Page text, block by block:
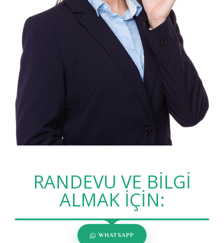
RANDEVU VE BİLGİ
ALMAK İÇİN:
WHATSAPP